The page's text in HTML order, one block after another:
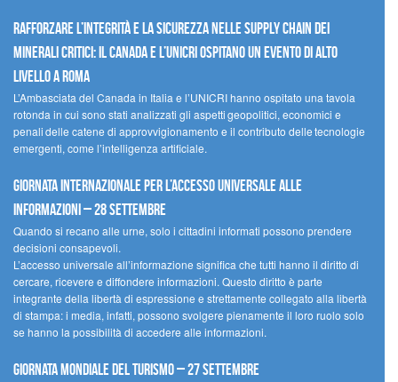
Rafforzare l’integrità e la sicurezza nelle supply chain dei
minerali critici: il Canada e l’UNICRI ospitano un evento di alto
livello a Roma
L’Ambasciata del Canada in Italia e l’UNICRI hanno ospitato una tavola
rotonda in cui sono stati analizzati gli aspetti geopolitici, economici e
penali delle catene di approvvigionamento e il contributo delle tecnologie
emergenti, come l’intelligenza artificiale.
Giornata internazionale per l’accesso universale alle
informazioni – 28 settembre
Quando si recano alle urne, solo i cittadini informati possono prendere
decisioni consapevoli.
L’accesso universale all’informazione significa che tutti hanno il diritto di
cercare, ricevere e diffondere informazioni. Questo diritto è parte
integrante della libertà di espressione e strettamente collegato alla libertà
di stampa: i media, infatti, possono svolgere pienamente il loro ruolo solo
se hanno la possibilità di accedere alle informazioni.
Giornata mondiale del turismo – 27 settembre